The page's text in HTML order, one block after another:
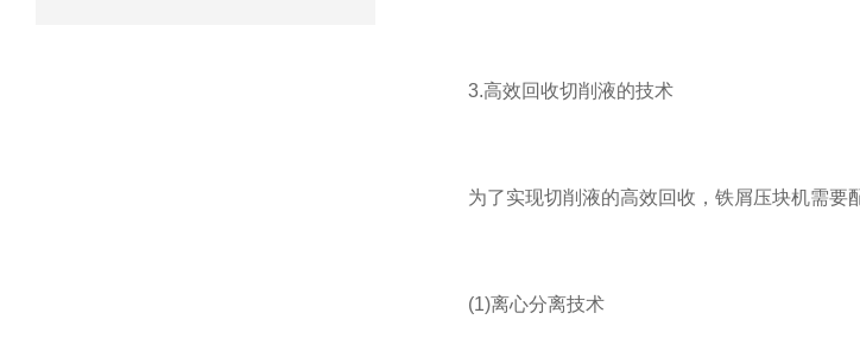
3.高效回收切削液的技术
为了实现切削液的高效回收，铁屑压块机需要配
(1)离心分离技术